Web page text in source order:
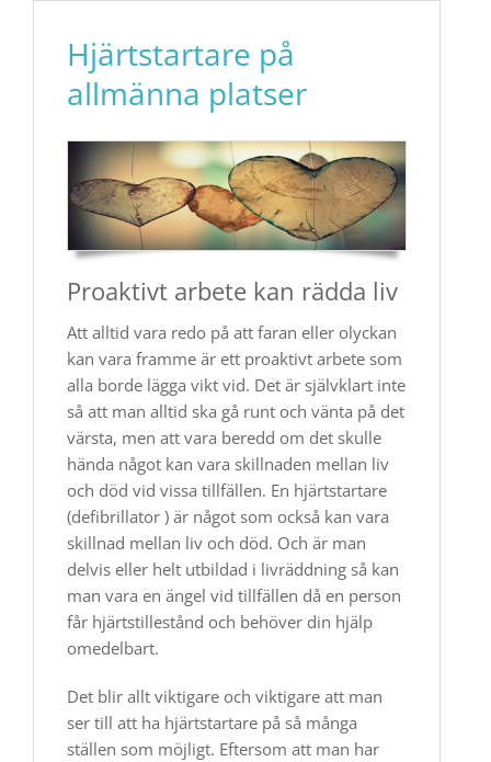
Hjärtstartare på
allmänna platser
Proaktivt arbete kan rädda liv
Att alltid vara redo på att faran eller olyckan
kan vara framme är ett proaktivt arbete som
alla borde lägga vikt vid. Det är självklart inte
så att man alltid ska gå runt och vänta på det
värsta, men att vara beredd om det skulle
hända något kan vara skillnaden mellan liv
och död vid vissa tillfällen. En hjärtstartare
(defibrillator ) är något som också kan vara
skillnad mellan liv och död. Och är man
delvis eller helt utbildad i livräddning så kan
man vara en ängel vid tillfällen då en person
får hjärtstillestånd och behöver din hjälp
omedelbart.
Det blir allt viktigare och viktigare att man
ser till att ha hjärtstartare på så många
ställen som möjligt. Eftersom att man har